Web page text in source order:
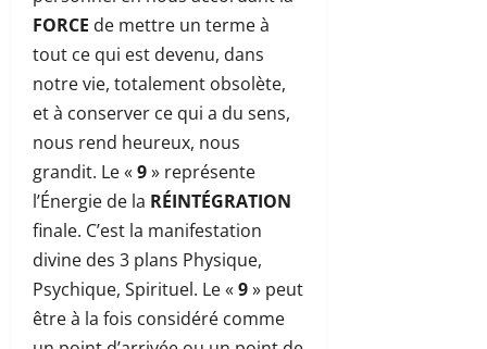
FORCE de mettre un terme à
tout ce qui est devenu, dans
notre vie, totalement obsolète,
et à conserver ce qui a du sens,
nous rend heureux, nous
grandit. Le «9» représente
l’Énergie de la RÉINTÉGRATION
finale. C’est la manifestation
divine des 3 plans Physique,
Psychique, Spirituel. Le «9» peut
être à la fois considéré comme